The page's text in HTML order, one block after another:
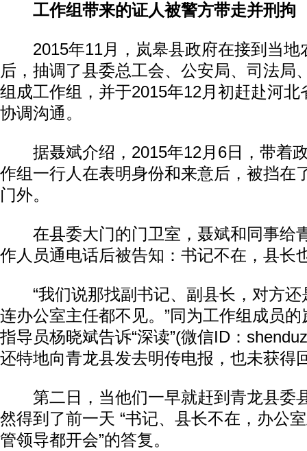
工作组带来的证人被警方带走并刑拘
2015年11月，岚皋县政府在接到当地
后，抽调了县委总工会、公安局、司法局
组成工作组，并于2015年12月初赶赴河北
协调沟通。
据聂斌介绍，2015年12月6日，带着
作组一行人在表明身份和来意后，被挡在
门外。
在县委大门的门卫室，聂斌和同事给
作人员通电话后被告知：书记不在，县长
“我们说那找副书记、副县长，对方还
连办公室主任都不见。”同为工作组成员
指导员杨晓斌告诉“深读”(微信ID：
还特地向青龙县发去明传电报，也未获得
第二日，当他们一早就赶到青龙县委
然得到了前一天 “书记、县长不在，办公
管领导都开会”的答复。